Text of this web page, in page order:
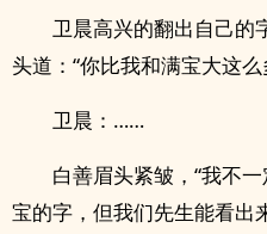
卫晨高兴的翻出自己的
头道：“你比我和满宝大这
卫晨：……
白善眉头紧皱，“我不
宝的字，但我们先生能看出